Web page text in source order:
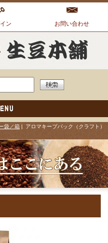
ン お問い合わせ
袋／箱 | アロマキープパック（クラフト）